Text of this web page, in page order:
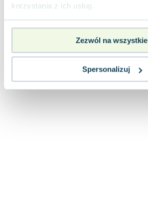
korzystania z ich usług.
Zezwól na wszystkie
Spersonalizuj